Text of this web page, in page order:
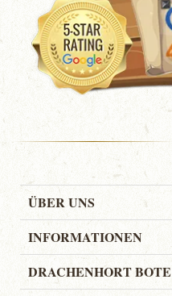
ÜBER UNS
INFORMATIONEN
DRACHENHORT BOTE